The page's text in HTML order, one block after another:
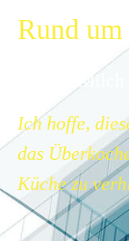
Rund
Warum
Ich hoffe,
das
Küche zu